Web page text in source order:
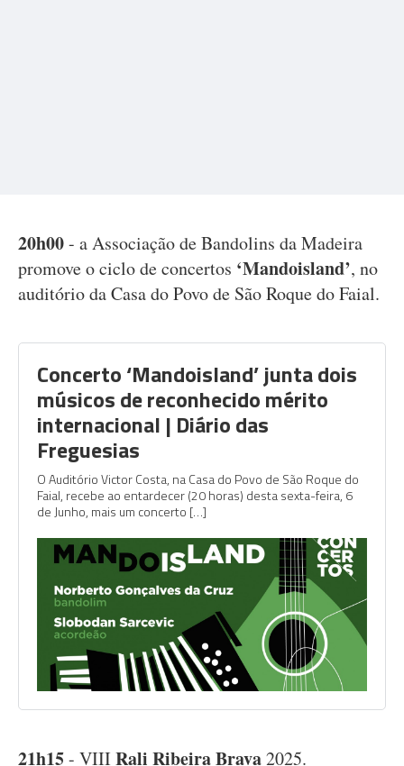
20h00- a Associação de Bandolins da Madeira
promove o ciclo de concertos ‘Mandoisland’, no
auditório da Casa do Povo de São Roque do Faial.
Concerto ‘Mandoisland’ junta dois
músicos de reconhecido mérito
internacional | Diário das
Freguesias
O Auditório Victor Costa, na Casa do Povo de São Roque do
Faial, recebe ao entardecer (20 horas) desta sexta-feira, 6
de Junho, mais um concerto […]
21h15- VIIIRali Ribeira Brava2025.